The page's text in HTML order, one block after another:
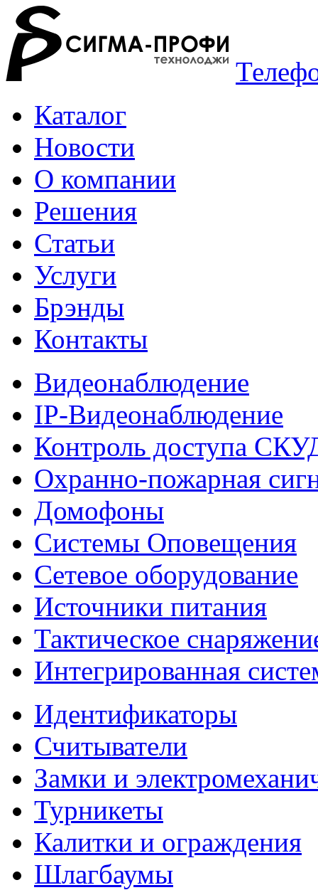
Каталог
Новости
О компании
Решения
Статьи
Услуги
Брэнды
Контакты
Видеонаблюдение
IP-Видеонаблюдение
Контроль доступа
Охранно-пожарная
Домофоны
Системы Оповещения
Сетевое оборудование
Источники питания
Тактическое
Интегрированная
Идентификаторы
Считыватели
Замки и
Турникеты
Калитки и ограждения
Шлагбаумы